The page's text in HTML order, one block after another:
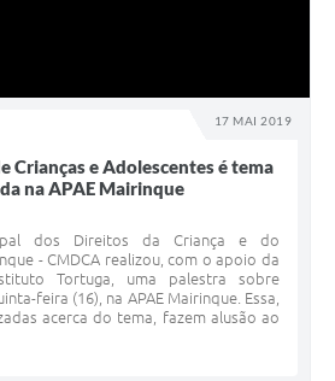
17 MAI 2019
Crianças e Adolescentes é tema
na APAE Mairinque
dos Direitos da Criança e do
- CMDCA realizou, com o apoio da
Tortuga, uma palestra sobre
feira (16), na APAE Mairinque. Essa,
acerca do tema, fazem alusão ao